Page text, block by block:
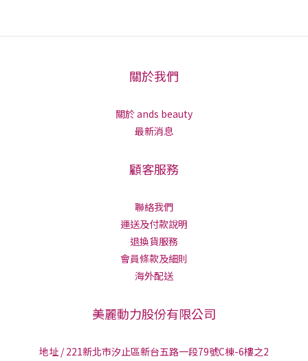
關於我們
關於 ands beauty
最新消息
顧客服務
聯絡我們
運送及付款說明
退換貨服務
會員條款及細則
海外配送
美麗動力股份有限公司
地址 / 221新北市汐止區新台五路一段79號C棟-6樓之2